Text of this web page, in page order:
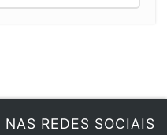
NAS REDES SOCIAIS